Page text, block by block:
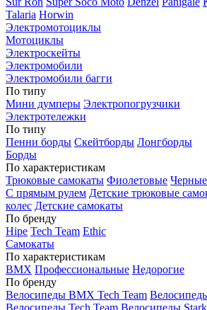
Talaria Horwin
Электромотоциклы
Мотоциклы
Электроскейты
Электромобили
Электромобили багги
По типу
Мини думперы Электропогрузчики
Электротележки
По типу
Пенни борды Скейтборды Лонгборды
Борды
По характеристикам
Трюковые самокаты Фиолетовые Черные
С прямым рулем Детские трюковые
колес Детские самокаты
По бренду
Hipe Tech Team Ethic
Самокаты
По характеристикам
BMX Профессиональные Недорогие
По бренду
Велосипеды BMX Tech Team
Велосипеды Tech Team Велосипеды Stark